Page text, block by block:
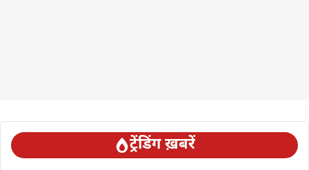
ट्रेंडिंग ख़बरें